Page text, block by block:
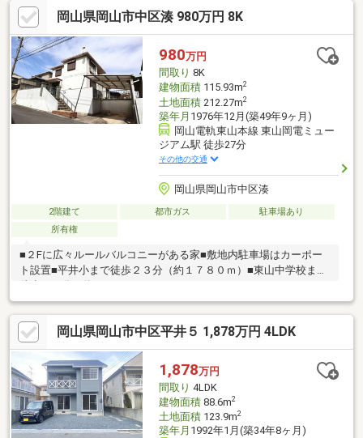
です。3Dモデリングでリフォームの完成予想図を立体的に表現。
お気軽にご相談ください。 *
*☆* *☆* *☆* *☆* *☆* *
岡山県岡山市中区湊 980万円 8K
980万円
間取り 8K
建物面積115.93m2
土地面積212.27m2
築年月 1976年12月(築49年9ヶ月)
岡山電軌東山本線 東山岡電ミュー
ジアム駅 徒歩27分
その他の交通
岡山県岡山市中区湊
2階建て 都市ガス
駐車場あり
所有権
■２Fに広々ルールバルコニーがある家■敷地内駐車場はカーポー
ト設置■平井小まで徒歩２３分（約１７８０ｍ）■東山中学校まで
岡山県岡山市中区平井５ 1,878万円 4LDK
1,878万円
間取り 4LDK
建物面積88.6m2
土地面積123.9m2
築年月 1992年1月(築34年8ヶ月)